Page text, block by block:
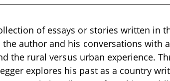
of essays or stories written in
author and his conversations with
the rural versus urban experience.
explores his past as a country